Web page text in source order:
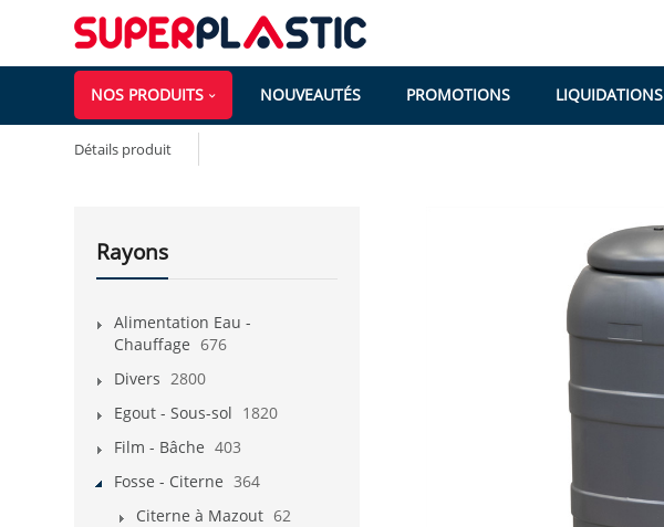
NOS PRODUITS NOUVEAUTÉS PROMOTIONS LIQUIDATIONS
Détails produit
Rayons
Alimentation Eau -
Chauffage 676
Divers 2800
Egout - Sous-sol 1820
Film - Bâche 403
Fosse - Citerne 364
Citerne à Mazout 62